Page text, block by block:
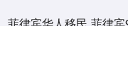
菲律宾华人移民 菲律